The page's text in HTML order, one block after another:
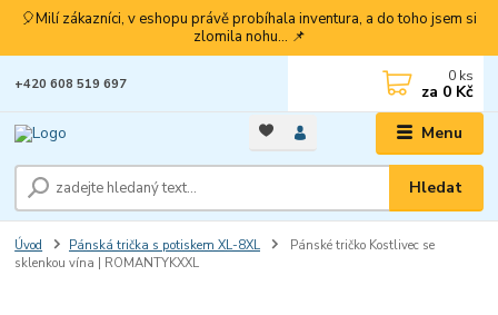
🎈Milí zákazníci, v eshopu právě probíhala inventura, a do toho jsem si
zlomila nohu... 📌
Menu
Hledat
+420 608 519 697 0 ks
za 0 Kč
Úvod Pánská trička s potiskem XL-8XL
Pánské tričko Kostlivec se
sklenkou vína | ROMANTYKXXL